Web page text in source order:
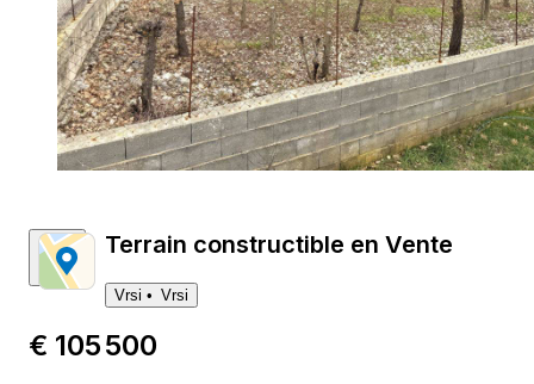
Terrain constructible en Vente
Vrsi Vrsi
€ 105 500